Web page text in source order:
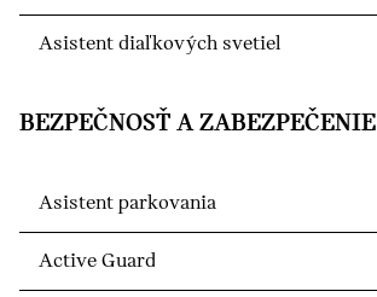
Asistent diaľkových svetiel
BEZPEČNOSŤ A ZABEZPEČENIE
Asistent parkovania
Active Guard